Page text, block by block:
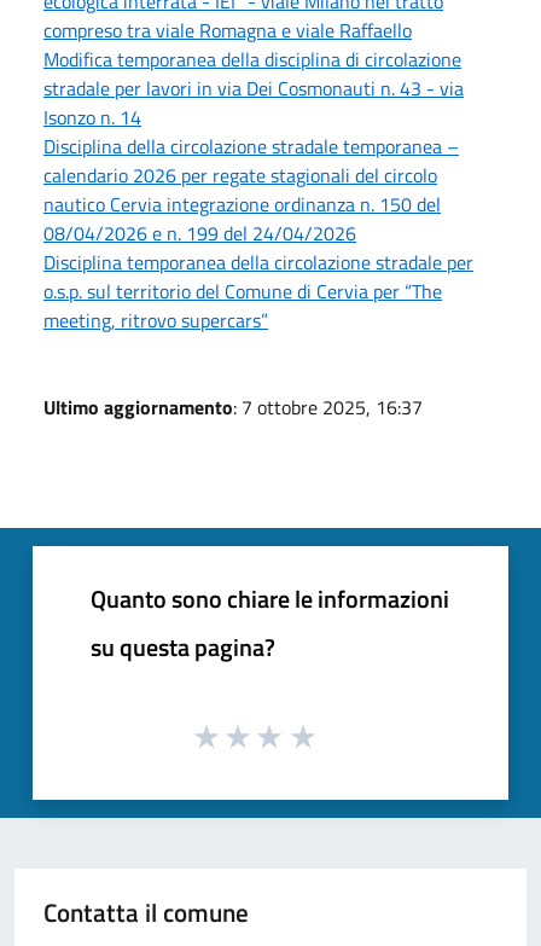
compreso tra viale Romagna e viale Raffaello
Modifica temporanea della disciplina di circolazione
stradale per lavori in via Dei Cosmonauti n. 43 - via
Isonzo n. 14
Disciplina della circolazione stradale temporanea –
calendario 2026 per regate stagionali del circolo
nautico Cervia integrazione ordinanza n. 150 del
08/04/2026 e n. 199 del 24/04/2026
Disciplina temporanea della circolazione stradale per
o.s.p. sul territorio del Comune di Cervia per “The
meeting, ritrovo supercars”
Ultimo aggiornamento: 7 ottobre 2025, 16:37
Quanto sono chiare le informazioni
su questa pagina?
Contatta il comune